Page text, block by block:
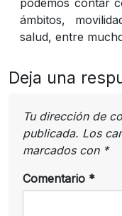
ámbitos,
salud, entre
Deja una
Tu dirección de
publicada. Los
marcados con *
Comentario *